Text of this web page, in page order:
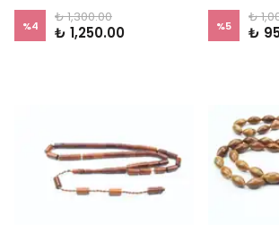
%4
₺ 1,300.00
₺ 1,250.00 %5
₺
₺